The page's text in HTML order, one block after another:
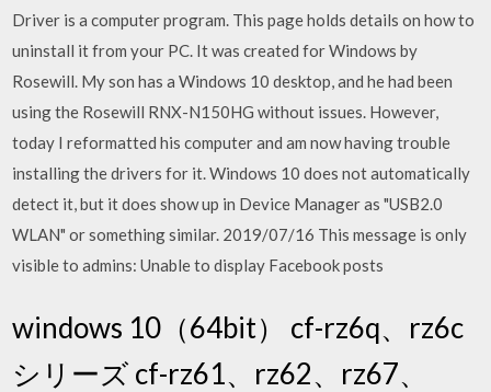
Driver is a computer program. This page holds details on how to
uninstall it from your PC. It was created for Windows by
Rosewill. My son has a Windows 10 desktop, and he had been
using the Rosewill RNX-N150HG without issues. However,
today I reformatted his computer and am now having trouble
installing the drivers for it. Windows 10 does not automatically
detect it, but it does show up in Device Manager as "USB2.0
WLAN" or something similar. 2019/07/16 This message is only
visible to admins: Unable to display Facebook posts
windows 10（64bit） cf-rz6q、rz6c
シリーズ cf-rz61、rz62、rz67、